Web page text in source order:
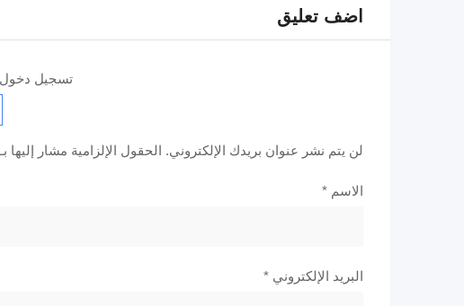
اضف تعليق
تسجيل
لن يتم نشر عنوان بريدك الإلكتروني. الحقول الإلزامية مشار إليها بـ
الاسم *
البريد الإلكتروني *